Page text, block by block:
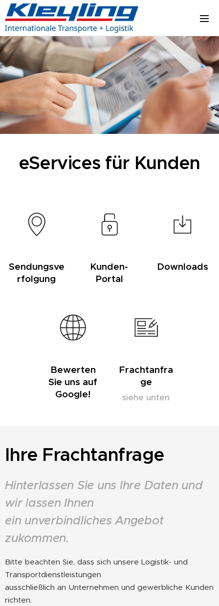
eServices für Kunden
Sendungsve
rfolgung
Kunden-
Portal
Downloads
Bewerten
Sie uns auf
Google!
Frachtanfra
ge
siehe unten
Ihre Frachtanfrage
Hinterlassen Sie uns Ihre Daten und
wir lassen Ihnen
ein unverbindliches Angebot
zukommen.
Bitte beachten Sie, dass sich unsere Logistik- und
Transportdienstleistungen
ausschließlich an Unternehmen und gewerbliche Kunden
richten.